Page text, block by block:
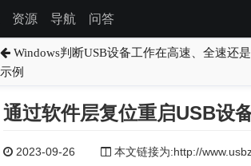
资源 导航 问答
Windows判断USB设备工作在高速、全速还
示例
通过软件层复位重启USB设
2023-09-26 本文链接为:http://